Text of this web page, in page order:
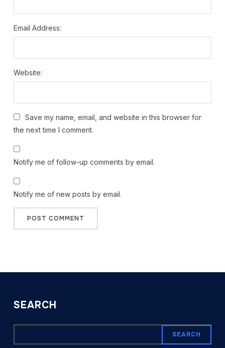
Email Address:
Website:
Save my name, email, and website in this browser for
the next time I comment.
Notify me of follow-up comments by email.
Notify me of new posts by email.
SEARCH
SEARCH